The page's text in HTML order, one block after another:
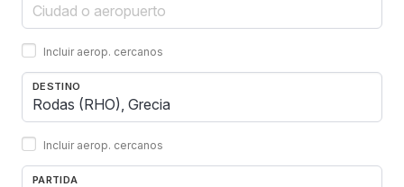
Incluir aerop. cercanos
DESTINO
Incluir aerop. cercanos
PARTIDA